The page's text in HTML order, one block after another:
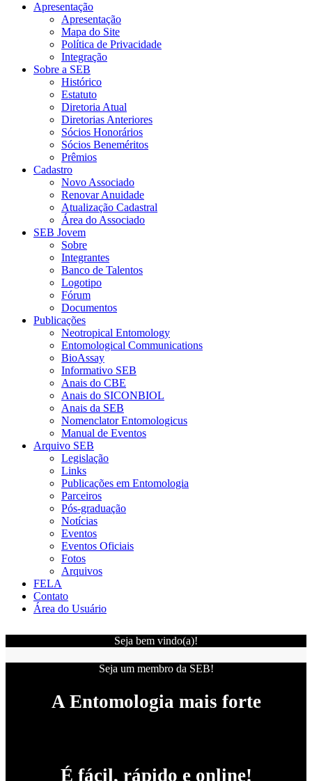
Apresentação
Apresentação
Mapa do Site
Política de Privacidade
Integração
Sobre a SEB
Histórico
Estatuto
Diretoria Atual
Diretorias Anteriores
Sócios Honorários
Sócios Beneméritos
Prêmios
Cadastro
Novo Associado
Renovar Anuidade
Atualização Cadastral
Área do Associado
SEB Jovem
Sobre
Integrantes
Banco de Talentos
Logotipo
Fórum
Documentos
Publicações
Neotropical Entomology
Entomological Communications
BioAssay
Informativo SEB
Anais do CBE
Anais do SICONBIOL
Anais da SEB
Nomenclator Entomologicus
Manual de Eventos
Arquivo SEB
Legislação
Links
Publicações em Entomologia
Parceiros
Pós-graduação
Notícias
Eventos
Eventos Oficiais
Fotos
Arquivos
FELA
Contato
Área do Usuário
Seja bem vindo(a)!
Seja um membro da SEB!
A Entomologia mais forte
É fácil, rápido e online!